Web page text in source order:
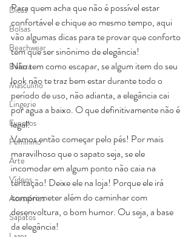
Dicas
Bolsas
Beachwear
Beleza
Masculino
Lingerie
Eventos
Feminino
Arte
Vídeos
Acessórios
Sapatos
Para quem acha que não é possível estar
confortável e chique ao mesmo tempo, aqui
vão algumas dicas para te provar que conforto
tem que ser sinônimo de elegância!
Não tem como escapar, se algum item do seu
look não te traz bem estar durante todo o
período de uso, não adianta, a elegância cai
por água a baixo. O que definitivamente não é
legal!
Vamos então começar pelo pés! Por mais
maravilhoso que o sapato seja, se ele
incomodar em algum ponto não caia na
tentação! Deixe ele na loja! Porque ele irá
comprometer além do caminhar com
desenvoltura, o bom humor. Ou seja, a base
da elegância!